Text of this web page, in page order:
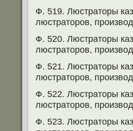
Ф. 519. Люстраторы
люстраторов,
Ф. 520. Люстраторы
люстраторов,
Ф. 521. Люстраторы
люстраторов,
Ф. 522. Люстраторы
люстраторов,
Ф. 523. Люстраторы